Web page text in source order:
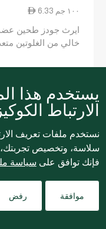
6.33 ١٠٠ جم
ايرث جودز طحين
خالي من الغلوتين
0
لقد
يستخدم هذا
الارتباط
نستخدم ملفات تعريف
سلاسة، وتخصيص
فإنك توافق على سياسة
موافقة رفض